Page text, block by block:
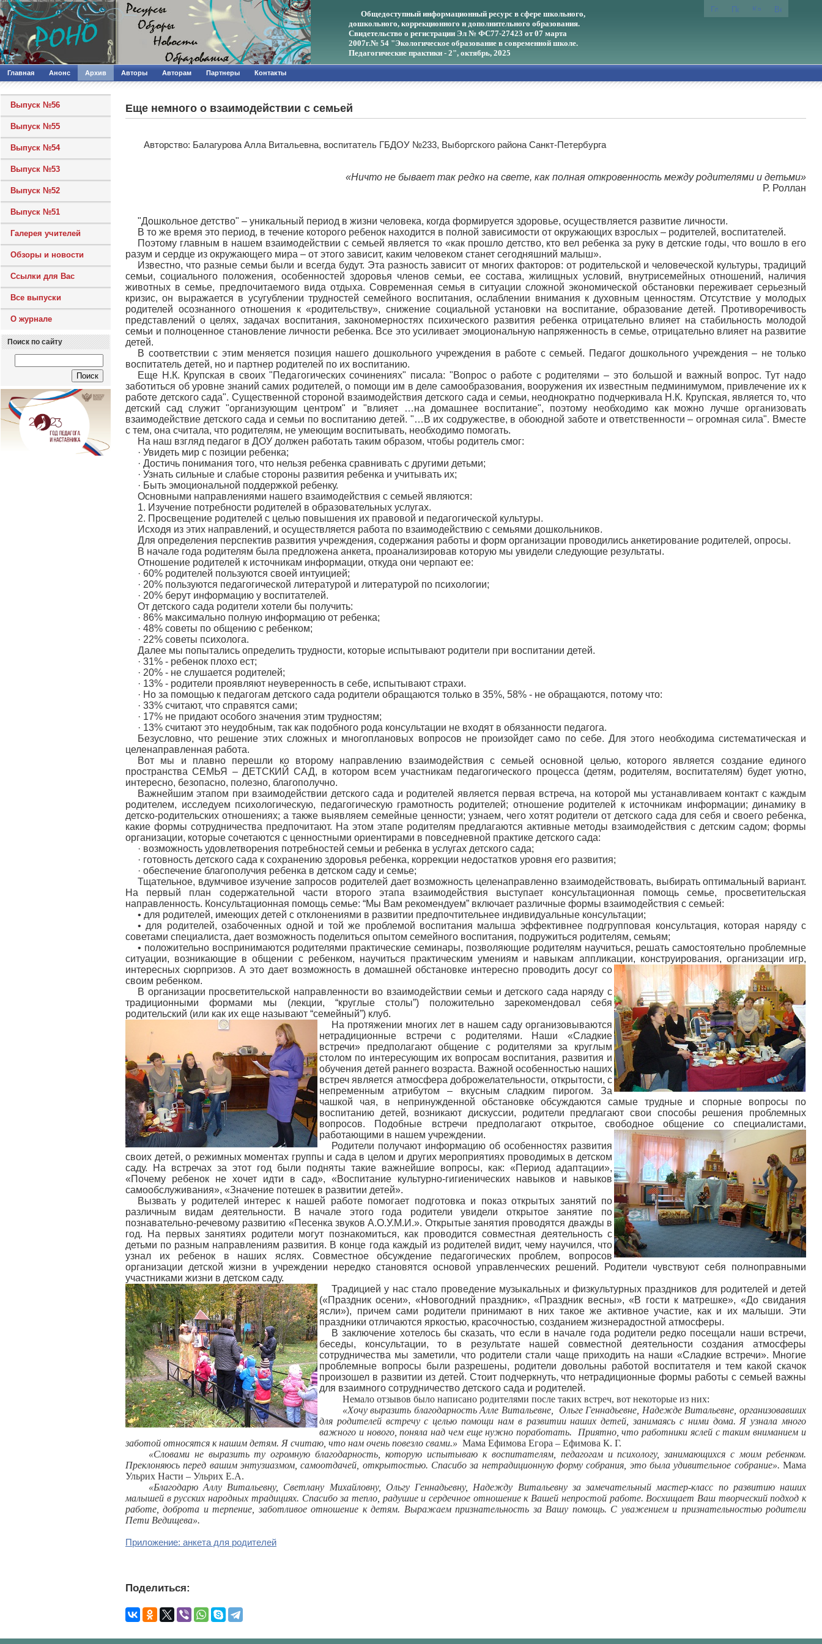
Общедоступный информационный ресурс в сфере школьного,
дошкольного, коррекционного и дополнительного образования.
Свидетельство о регистрации Эл № ФС77-27423 от 07 марта
2007г.№ 54 "Экологическое образование в современной школе.
Педагогические практики - 2", октябрь, 2025
Главная Анонс Архив Авторы Авторам Партнеры Контакты
Выпуск №56
Выпуск №55
Выпуск №54
Выпуск №53
Выпуск №52
Выпуск №51
Галерея учителей
Обзоры и новости
Ссылки для Вас
Все выпуски
О журнале
Поиск по сайту
Еще немного о взаимодействии с семьей
Авторcтво: Балагурова Алла Витальевна, воспитатель ГБДОУ №233, Выборгского района Санкт-Петербурга
«Ничто не бывает так редко на свете, как полная откровенность между родителями и детьми»
Р. Роллан
"Дошкольное детство" – уникальный период в жизни человека, когда формируется здоровье, осуществляется развитие личности.
В то же время это период, в течение которого ребенок находится в полной зависимости от окружающих взрослых – родителей, воспитателей.
Поэтому главным в нашем взаимодействии с семьей является то «как прошло детство, кто вел ребенка за руку в детские годы, что вошло в его
разум и сердце из окружающего мира – от этого зависит, каким человеком станет сегодняшний малыш».
Известно, что разные семьи были и всегда будут. Эта разность зависит от многих факторов: от родительской и человеческой культуры, традиций
семьи, социального положения, особенностей здоровья членов семьи, ее состава, жилищных условий, внутрисемейных отношений, наличия
животных в семье, предпочитаемого вида отдыха. Современная семья в ситуации сложной экономической обстановки переживает серьезный
кризис, он выражается в усугублении трудностей семейного воспитания, ослаблении внимания к духовным ценностям. Отсутствие у молодых
родителей осознанного отношения к «родительству», снижение социальной установки на воспитание, образование детей. Противоречивость
представлений о целях, задачах воспитания, закономерностях психического развития ребенка отрицательно влияет на стабильность молодой
семьи и полноценное становление личности ребенка. Все это усиливает эмоциональную напряженность в семье, отрицательно влияет на развитие
детей.
В соответствии с этим меняется позиция нашего дошкольного учреждения в работе с семьей. Педагог дошкольного учреждения – не только
воспитатель детей, но и партнер родителей по их воспитанию.
Еще Н.К. Крупская в своих "Педагогических сочинениях" писала: "Вопрос о работе с родителями – это большой и важный вопрос. Тут надо
заботиться об уровне знаний самих родителей, о помощи им в деле самообразования, вооружения их известным педминимумом, привлечение их к
работе детского сада". Существенной стороной взаимодействия детского сада и семьи, неоднократно подчеркивала Н.К. Крупская, является то, что
детский сад служит "организующим центром" и "влияет …на домашнее воспитание", поэтому необходимо как можно лучше организовать
взаимодействие детского сада и семьи по воспитанию детей. "…В их содружестве, в обоюдной заботе и ответственности – огромная сила". Вместе
с тем, она считала, что родителям, не умеющим воспитывать, необходимо помогать.
На наш взгляд педагог в ДОУ должен работать таким образом, чтобы родитель смог:
· Увидеть мир с позиции ребенка;
· Достичь понимания того, что нельзя ребенка сравнивать с другими детьми;
· Узнать сильные и слабые стороны развития ребенка и учитывать их;
· Быть эмоциональной поддержкой ребенку.
Основными направлениями нашего взаимодействия с семьей являются:
1. Изучение потребности родителей в образовательных услугах.
2. Просвещение родителей с целью повышения их правовой и педагогической культуры.
Исходя из этих направлений, и осуществляется работа по взаимодействию с семьями дошкольников.
Для определения перспектив развития учреждения, содержания работы и форм организации проводились анкетирование родителей, опросы.
В начале года родителям была предложена анкета, проанализировав которую мы увидели следующие результаты.
Отношение родителей к источникам информации, откуда они черпают ее:
· 60% родителей пользуются своей интуицией;
· 20% пользуются педагогической литературой и литературой по психологии;
· 20% берут информацию у воспитателей.
От детского сада родители хотели бы получить:
· 86% максимально полную информацию от ребенка;
· 48% советы по общению с ребенком;
· 22% советы психолога.
Далее мы попытались определить трудности, которые испытывают родители при воспитании детей.
· 31% - ребенок плохо ест;
· 20% - не слушается родителей;
· 13% - родители проявляют неуверенность в себе, испытывают страхи.
· Но за помощью к педагогам детского сада родители обращаются только в 35%, 58% - не обращаются, потому что:
· 33% считают, что справятся сами;
· 17% не придают особого значения этим трудностям;
· 13% считают это неудобным, так как подобного рода консультации не входят в обязанности педагога.
Безусловно, что решение этих сложных и многоплановых вопросов не произойдет само по себе. Для этого необходима систематическая и
целенаправленная работа.
Вот мы и плавно перешли ко второму направлению взаимодействия с семьей основной целью, которого является создание единого
пространства СЕМЬЯ – ДЕТСКИЙ САД, в котором всем участникам педагогического процесса (детям, родителям, воспитателям) будет уютно,
интересно, безопасно, полезно, благополучно.
Важнейшим этапом при взаимодействии детского сада и родителей является первая встреча, на которой мы устанавливаем контакт с каждым
родителем, исследуем психологическую, педагогическую грамотность родителей; отношение родителей к источникам информации; динамику в
детско-родительских отношениях; а также выявляем семейные ценности; узнаем, чего хотят родители от детского сада для себя и своего ребенка,
какие формы сотрудничества предпочитают. На этом этапе родителям предлагаются активные методы взаимодействия с детским садом; формы
организации, которые сочетаются с ценностными ориентирами в повседневной практике детского сада:
· возможность удовлетворения потребностей семьи и ребенка в услугах детского сада;
· готовность детского сада к сохранению здоровья ребенка, коррекции недостатков уровня его развития;
· обеспечение благополучия ребенка в детском саду и семье;
Тщательное, вдумчивое изучение запросов родителей дает возможность целенаправленно взаимодействовать, выбирать оптимальный вариант.
На первый план содержательной части второго этапа взаимодействия выступает консультационная помощь семье, просветительская
направленность. Консультационная помощь семье: “Мы Вам рекомендуем” включает различные формы взаимодействия с семьей:
• для родителей, имеющих детей с отклонениями в развитии предпочтительнее индивидуальные консультации;
• для родителей, озабоченных одной и той же проблемой воспитания малыша эффективнее подгрупповая консультация, которая наряду с
советами специалиста, дает возможность поделиться опытом семейного воспитания, подружиться родителям, семьям;
• положительно воспринимаются родителями практические семинары, позволяющие родителям научиться, решать самостоятельно проблемные
ситуации, возникающие в общении с ребенком, научиться практическим умениям и навыкам аппликации, конструирования, организации игр,
интересных сюрпризов. А это дает возможность в домашней обстановке интересно проводить досуг со
своим ребенком.
В организации просветительской направленности во взаимодействии семьи и детского сада наряду с
традиционными формами мы (лекции, “круглые столы”) положительно зарекомендовал себя
родительский (или как их еще называют “семейный”) клуб.
На протяжении многих лет в нашем саду организовываются
нетрадиционные встречи с родителями. Наши «Сладкие
встречи» предполагают общение с родителями за круглым
столом по интересующим их вопросам воспитания, развития и
обучения детей раннего возраста. Важной особенностью наших
встреч является атмосфера доброжелательности, открытости, с
непременным атрибутом – вкусным сладким пирогом. За
чашкой чая, в непринужденной обстановке обсуждаются самые трудные и спорные вопросы по
воспитанию детей, возникают дискуссии, родители предлагают свои способы решения проблемных
вопросов. Подобные встречи предполагают открытое, свободное общение со специалистами,
работающими в нашем учреждении.
Родители получают информацию об особенностях развития
своих детей, о режимных моментах группы и сада в целом и других мероприятиях проводимых в детском
саду. На встречах за этот год были подняты такие важнейшие вопросы, как: «Период адаптации»,
«Почему ребенок не хочет идти в сад», «Воспитание культурно-гигиенических навыков и навыков
самообслуживания», «Значение потешек в развитии детей».
Вызвать у родителей интерес к нашей работе помогает подготовка и показ открытых занятий по
различным видам деятельности. В начале этого года родители увидели открытое занятие по
познавательно-речевому развитию «Песенка звуков А.О.У.М.И.». Открытые занятия проводятся дважды в
год. На первых занятиях родители могут познакомиться, как проводится совместная деятельность с
детьми по разным направлениям развития. В конце года каждый из родителей видит, чему научился, что
узнал их ребенок в наших яслях. Совместное обсуждение педагогических проблем, вопросов
организации детской жизни в учреждении нередко становятся основой управленческих решений. Родители чувствуют себя полноправными
участниками жизни в детском саду.
Традицией у нас стало проведение музыкальных и физкультурных праздников для родителей и детей
(«Праздник осени», «Новогодний праздник», «Праздник весны», «В гости к матрешке», «До свидания
ясли»), причем сами родители принимают в них такое же активное участие, как и их малыши. Эти
праздники отличаются яркостью, красочностью, созданием жизнерадостной атмосферы.
В заключение хотелось бы сказать, что если в начале года родители редко посещали наши встречи,
беседы, консультации, то в результате нашей совместной деятельности создания атмосферы
сотрудничества мы заметили, что родители стали чаще приходить на наши «Сладкие встречи». Многие
проблемные вопросы были разрешены, родители довольны работой воспитателя и тем какой скачок
произошел в развитии из детей. Стоит подчеркнуть, что нетрадиционные формы работы с семьей важны
для взаимного сотрудничество детского сада и родителей.
Немало отзывов было написано родителями после таких встреч, вот некоторые из них:
«Хочу выразить благодарность Алле Витальевне,
Ольге Геннадьевне, Надежде Витальевне, организовавших
для родителей встречу с целью помощи нам в развитии наших детей, занимаясь с ними дома. Я узнала много
важного и нового, поняла над чем еще нужно поработать.
Приятно, что работники яслей с таким вниманием и
заботой относятся к нашим детям. Я считаю, что нам очень повезло свами.» Мама Ефимова Егора – Ефимова К. Г.
«Словами не выразить ту огромную благодарность, которую испытываю к воспитателям, педагогам и психологу, занимающихся с моим ребенком.
Преклоняюсь перед вашим энтузиазмом, самоотдачей, открытостью. Спасибо за нетрадиционную форму собрания, это была удивительное собрание». Мама
Ульрих Насти – Ульрих Е.А.
«Благодарю Аллу Витальевну, Светлану Михайловну, Ольгу Геннадьевну, Надежду Витальевну за замечательный мастер-класс по развитию наших
малышей в русских народных традициях. Спасибо за тепло, радушие и сердечное отношение к Вашей непростой работе. Восхищает Ваш творческий подход к
работе, доброта и терпение, заботливое отношение к детям. Выражаем признательность за Вашу помощь. С уважением и признательностью родители
Пети Ведищева».
Приложение: анкета для родителей
Поделиться: